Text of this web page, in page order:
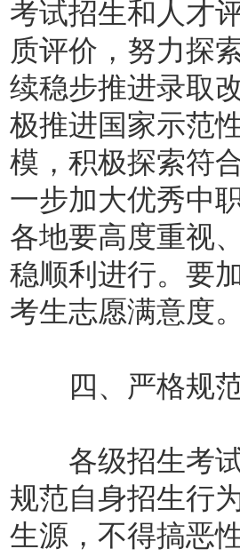
考试招生和人才
质评价，努力探
续稳步推进录取
极推进国家示范
模，积极探索符
一步加大优秀中
各地要高度重视
稳顺利进行。要
考生志愿满意度。
四、严格规范
各级招生考试
规范自身招生行
生源，不得搞恶